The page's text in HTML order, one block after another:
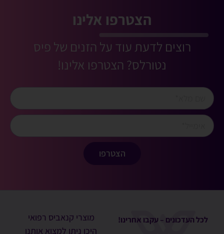
הצטרפו אלינו
רוצים לדעת עוד על הזנים של פיס
נטורלס? הצטרפו אלינו!
הצטרפו
לכל העדכונים – עקבו אחרינו!
מוצרי קנאביס רפואי
היכן ניתן למצוא אותנו